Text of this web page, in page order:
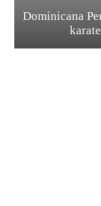
Dominicana